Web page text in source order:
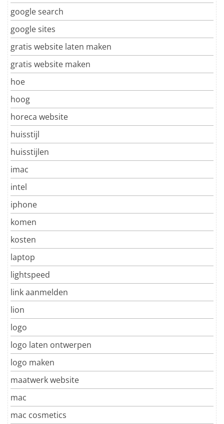
google search
google sites
gratis website laten maken
gratis website maken
hoe
hoog
horeca website
huisstijl
huisstijlen
imac
intel
iphone
komen
kosten
laptop
lightspeed
link aanmelden
lion
logo
logo laten ontwerpen
logo maken
maatwerk website
mac
mac cosmetics